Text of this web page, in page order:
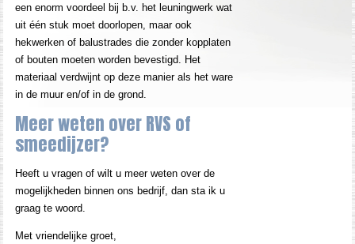
een enorm voordeel bij b.v. het leuningwerk wat
uit één stuk moet doorlopen, maar ook
hekwerken of balustrades die zonder kopplaten
of bouten moeten worden bevestigd. Het
materiaal verdwijnt op deze manier als het ware
in de muur en/of in de grond.
Meer weten over RVS of
smeedijzer?
Heeft u vragen of wilt u meer weten over de
mogelijkheden binnen ons bedrijf, dan sta ik u
graag te woord.
Met vriendelijke groet,